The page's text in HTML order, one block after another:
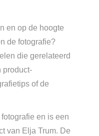
en op de hoogte
de fotografie?
die gerelateerd
product-
of de
en is een
van Elja Trum. De